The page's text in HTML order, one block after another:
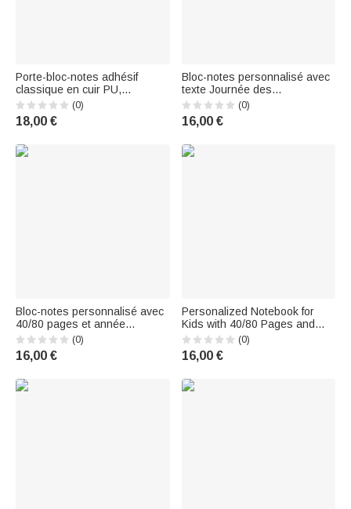
Porte-bloc-notes adhésif
classique en cuir PU,
personnalisé avec la fleur de
naissance multicolore et le
prénom, organiseur de bureau
le bureau, pour collègues et
(0)
18,00 €
Bloc-notes personnalisé avec
texte Journée des
enseignants Appréciation de
l'école Cadeau de saison pour
l'enseignant
(0)
16,00 €
Bloc-notes personnalisé avec
40/80 pages et année
Utilisation quotidienne Cadeau
de fin d'études Cadeau pour
étudiants Diplômés
(0)
16,00 €
Personalized Notebook for
Kids with 40/80 Pages and
Name | Everyday Use | Back to
School | Birthday Gift for Kids |
Students
(0)
16,00 €